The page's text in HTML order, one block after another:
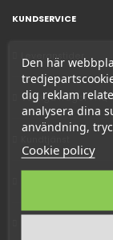
KUNDSERVICE
Leveranstider
Vanliga frågor FAQ
Den här
dig reklam
analysera dina
användning,
Cookie policy